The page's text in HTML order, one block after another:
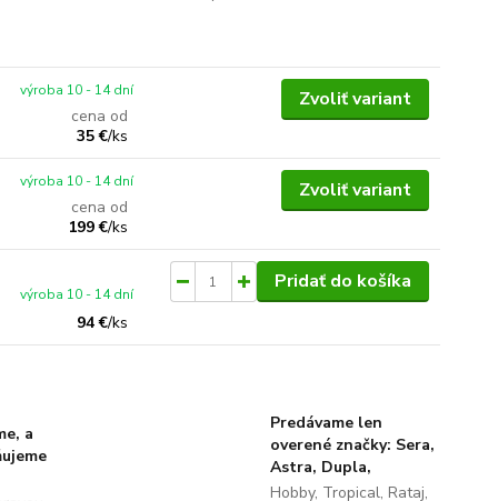
cena od
35 €/ks
výroba 10 - 14 dní Zvoliť variant
cena od
199 €/ks
výroba 10 - 14 dní Zvoliť variant
94 €/ks
výroba 10 - 14 dní
Pridať do košíka
a
Predávame len
overené značky: Sera,
Astra, Dupla,
Hobby, Tropical, Rataj,